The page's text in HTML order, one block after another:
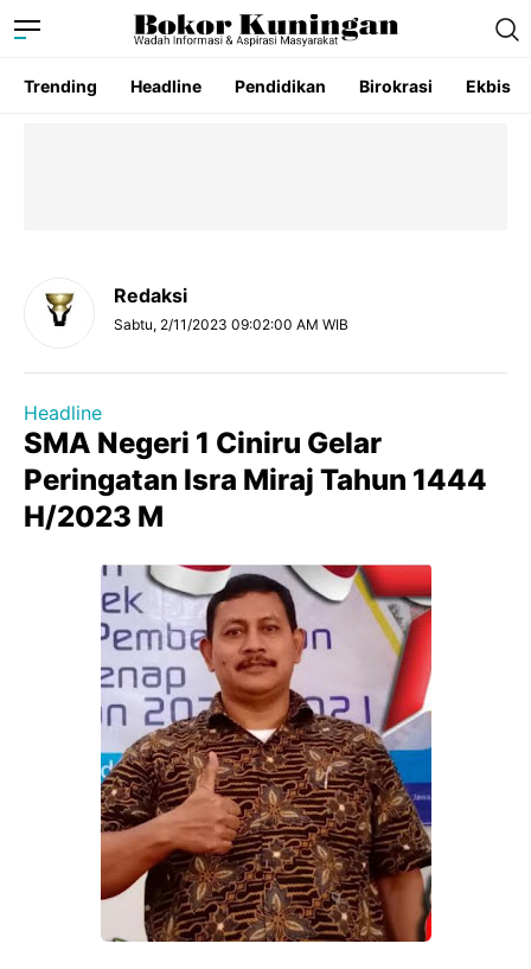
Trending Headline Pendidikan Birokrasi Ekbis
Redaksi
Sabtu, 2/11/2023 09:02:00 AM WIB
Headline
SMA Negeri 1 Ciniru Gelar
Peringatan Isra Miraj Tahun 1444
H/2023 M